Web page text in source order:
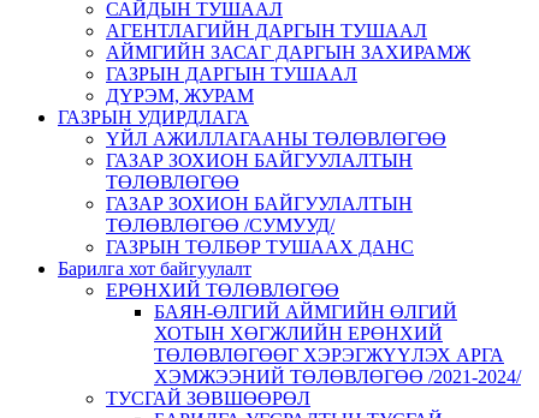
САЙДЫН ТУШААЛ
АГЕНТЛАГИЙН ДАРГЫН ТУШААЛ
АЙМГИЙН ЗАСАГ ДАРГЫН ЗАХИРАМЖ
ГАЗРЫН ДАРГЫН ТУШААЛ
ДҮРЭМ, ЖУРАМ
ГАЗРЫН УДИРДЛАГА
ҮЙЛ АЖИЛЛАГААНЫ ТӨЛӨВЛӨГӨӨ
ГАЗАР ЗОХИОН БАЙГУУЛАЛТЫН
ТӨЛӨВЛӨГӨӨ
ГАЗАР ЗОХИОН БАЙГУУЛАЛТЫН
ТӨЛӨВЛӨГӨӨ /СУМУУД/
ГАЗРЫН ТӨЛБӨР ТУШААХ ДАНС
Барилга хот байгуулалт
ЕРӨНХИЙ ТӨЛӨВЛӨГӨӨ
БАЯН-ӨЛГИЙ АЙМГИЙН ӨЛГИЙ
ХОТЫН ХӨГЖЛИЙН ЕРӨНХИЙ
ТӨЛӨВЛӨГӨӨГ ХЭРЭГЖҮҮЛЭХ АРГА
ХЭМЖЭЭНИЙ ТӨЛӨВЛӨГӨӨ /2021-2024/
ТУСГАЙ ЗӨВШӨӨРӨЛ